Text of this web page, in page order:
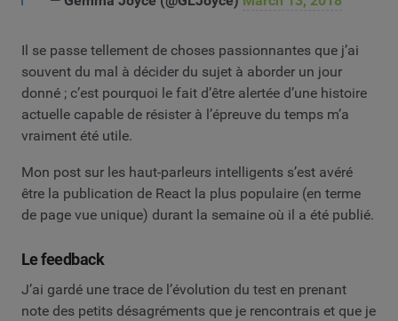
Il se passe tellement de choses passionnantes que j’ai
souvent du mal à décider du sujet à aborder un jour
donné ; c’est pourquoi le fait d’être alertée d’une histoire
actuelle capable de résister à l’épreuve du temps m’a
vraiment été utile.
Mon post sur les haut-parleurs intelligents s’est avéré
être la publication de React la plus populaire (en terme
de page vue unique) durant la semaine où il a été publié.
Le feedback
J’ai gardé une trace de l’évolution du test en prenant
note des petits désagréments que je rencontrais et que je